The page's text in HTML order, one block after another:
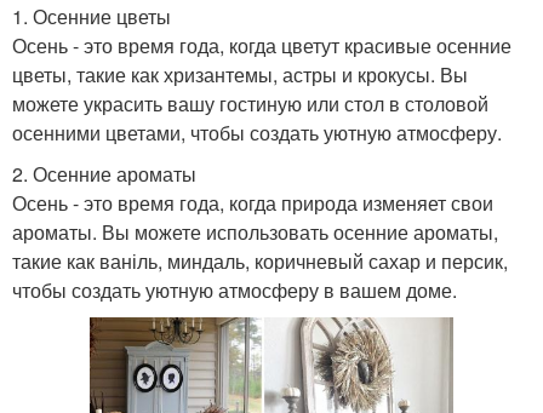
1. Осенние цветы
Осень - это время года, когда цветут красивые осенние
цветы, такие как хризантемы, астры и крокусы. Вы
можете украсить вашу гостиную или стол в столовой
осенними цветами, чтобы создать уютную атмосферу.
2. Осенние ароматы
Осень - это время года, когда природа изменяет свои
ароматы. Вы можете использовать осенние ароматы,
такие как ваніль, миндаль, коричневый сахар и персик,
чтобы создать уютную атмосферу в вашем доме.